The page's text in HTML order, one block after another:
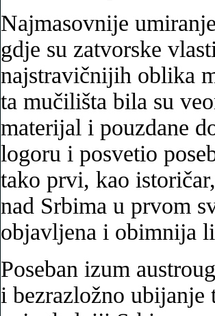
Najmasovnije
gdje su zatvorske
najstravičnijih oblika
ta mučilišta bila su
materijal i pouzdane
logoru i posvetio
tako prvi, kao
nad Srbima u prvom
objavljena i obimnija
Poseban izum
i bezrazložno